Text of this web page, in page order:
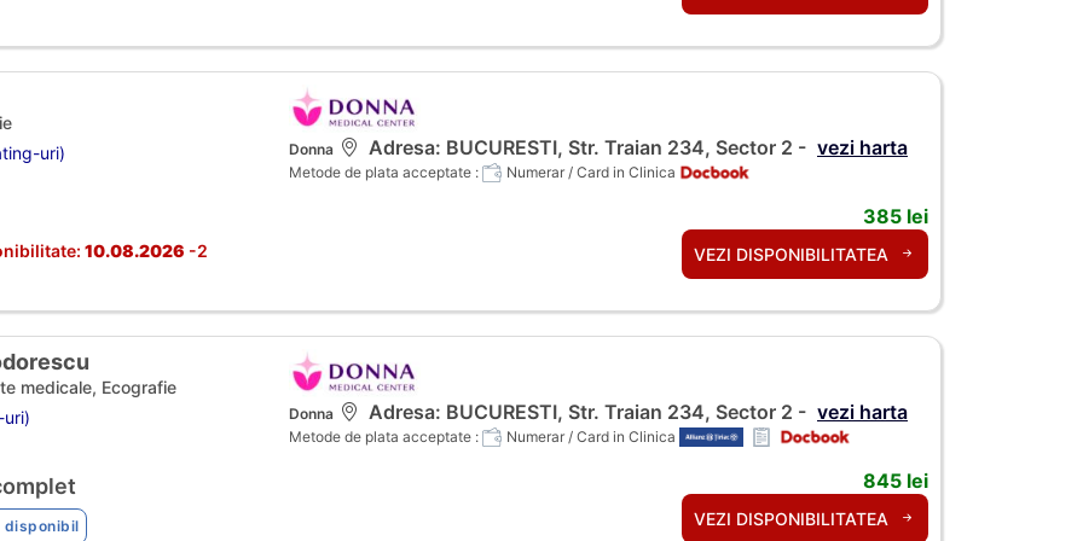
uri)
10.08.2026 -2
Donna Adresa: BUCURESTI, Str. Traian 234, Sector 2 - vezi harta
Metode de plata acceptate : Numerar / Card in Clinica
385 lei
VEZI DISPONIBILITATEA
medicale, Ecografie
Donna Adresa: BUCURESTI, Str. Traian 234, Sector 2 - vezi harta
Metode de plata acceptate : Numerar / Card in Clinica
845 lei
VEZI DISPONIBILITATEA